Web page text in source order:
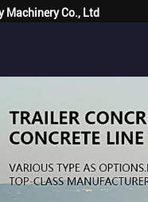
Machinery Co., Ltd